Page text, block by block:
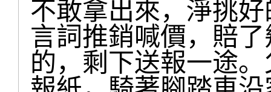
不敢拿出來，淨挑
言詞推銷喊價，賠
的，剩下送報一途